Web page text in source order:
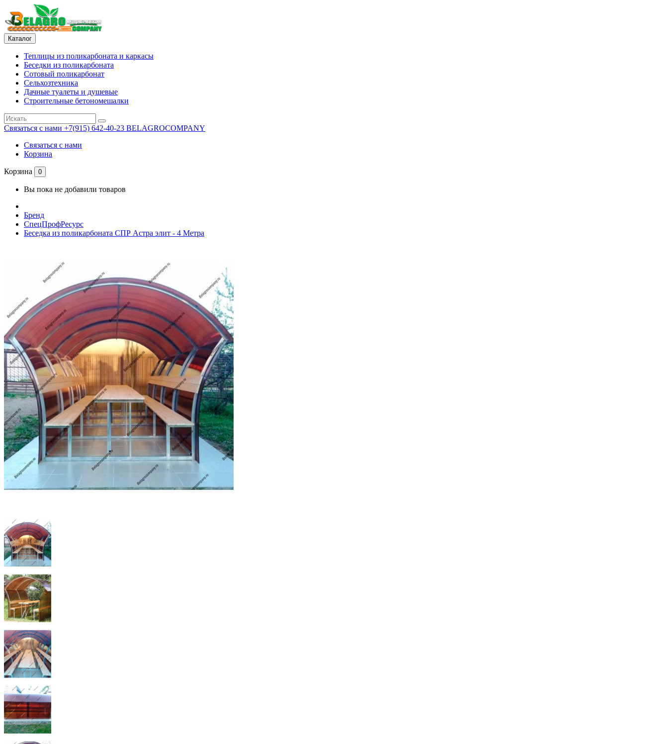
Каталог
Теплицы из поликарбоната и каркасы
Беседки из поликарбоната
Сотовый поликарбонат
Сельхозтехника
Дачные туалеты и душевые
Строительные бетономешалки
Связаться с нами +7(915) 642-40-23 BELAGROCOMPANY
Связаться с нами
Корзина
Корзина 0
Вы пока не добавили товаров
Бренд
СпецПрофРесурс
Беседка из поликарбоната СПР Астра элит - 4 Метра